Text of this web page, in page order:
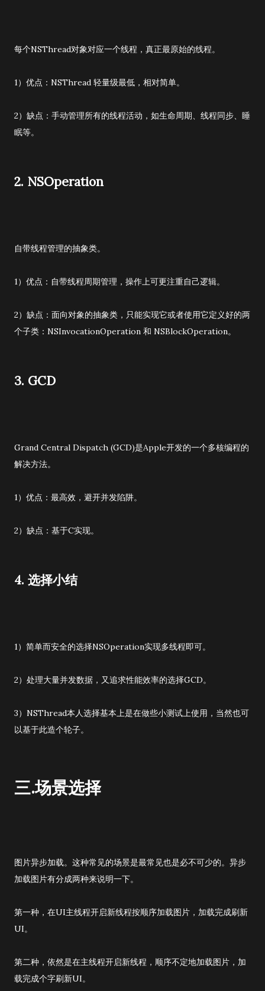
每个NSThread对象对应一个线程，真正最原始的线程。
1）优点：NSThread 轻量级最低，相对简单。
2）缺点：手动管理所有的线程活动，如生命周期、线程同步、睡
眠等。
2. NSOperation
自带线程管理的抽象类。
1）优点：自带线程周期管理，操作上可更注重自己逻辑。
2）缺点：面向对象的抽象类，只能实现它或者使用它定义好的两
个子类：NSInvocationOperation 和 NSBlockOperation。
3. GCD
Grand Central Dispatch (GCD)是Apple开发的一个多核编程的
解决方法。
1）优点：最高效，避开并发陷阱。
2）缺点：基于C实现。
4. 选择小结
1）简单而安全的选择NSOperation实现多线程即可。
2）处理大量并发数据，又追求性能效率的选择GCD。
3）NSThread本人选择基本上是在做些小测试上使用，当然也可
以基于此造个轮子。
三.场景选择
图片异步加载。这种常见的场景是最常见也是必不可少的。异步
加载图片有分成两种来说明一下。
第一种，在UI主线程开启新线程按顺序加载图片，加载完成刷新
UI。
第二种，依然是在主线程开启新线程，顺序不定地加载图片，加
载完成个字刷新UI。